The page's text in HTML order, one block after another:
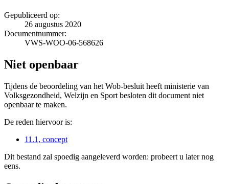
Gepubliceerd op:
26 augustus 2020
Documentnummer:
VWS-WOO-06-568626
Niet openbaar
Tijdens de beoordeling van het Wob-besluit heeft ministerie van
Volksgezondheid, Welzijn en Sport besloten dit document niet
openbaar te maken.
De reden hiervoor is:
11.1, concept
Dit bestand zal spoedig aangeleverd worden: probeert u later nog
eens.